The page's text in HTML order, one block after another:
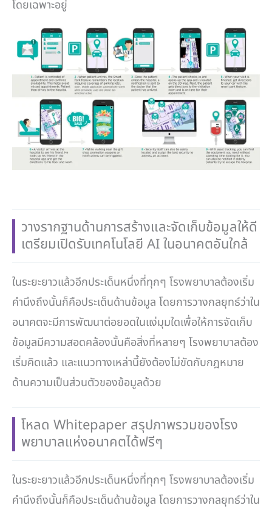
โดยเฉพาะอยู่
วางรากฐานด้านการสร้างและจัดเก็บข้อมูลให้ดี
เตรียมเปิดรับเทคโนโลยี AI ในอนาคตอันใกล้
ในระยะยาวแล้วอีกประเด็นหนึ่งที่ทุกๆ โรงพยาบาลต้องเริ่ม
คำนึงถึงนั้นก็คือประเด็นด้านข้อมูล โดยการวางกลยุทธ์ว่าใน
อนาคตจะมีการพัฒนาต่อยอดในแง่มุมใดเพื่อให้การจัดเก็บ
ข้อมูลมีความสอดคล้องนั้นคือสิ่งที่หลายๆ โรงพยาบาลต้อง
เริ่มคิดแล้ว และแนวทางเหล่านี้ยังต้องไม่ขัดกับกฎหมาย
ด้านความเป็นส่วนตัวของข้อมูลด้วย
โหลด Whitepaper สรุปภาพรวมของโรง
พยาบาลแห่งอนาคตได้ฟรีๆ
ในระยะยาวแล้วอีกประเด็นหนึ่งที่ทุกๆ โรงพยาบาลต้องเริ่ม
คำนึงถึงนั้นก็คือประเด็นด้านข้อมูล โดยการวางกลยุทธ์ว่าใน